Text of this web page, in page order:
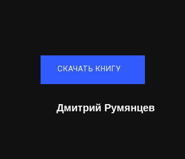
СКАЧАТЬ КНИГУ
Дмитрий Румянцев